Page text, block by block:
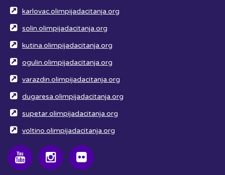
karlovac.olimpijadacitanja.org
solin.olimpijadacitanja.org
kutina.olimpijadacitanja.org
ogulin.olimpijadacitanja.org
varazdin.olimpijadacitanja.org
dugaresa.olimpijadacitanja.org
supetar.olimpijadacitanja.org
voltino.olimpijadacitanja.org